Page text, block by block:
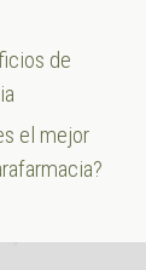
de
el mejor